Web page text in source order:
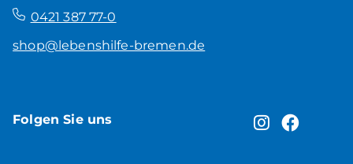
0421 387 77-0
shop@lebenshilfe-bremen.de
Folgen Sie uns